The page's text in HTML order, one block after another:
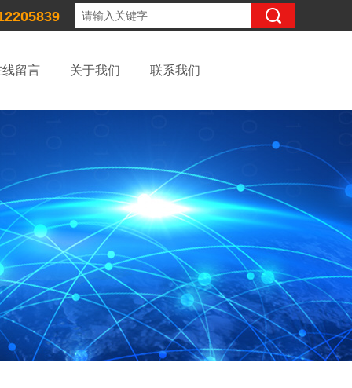
线留言 关于我们 联系我们